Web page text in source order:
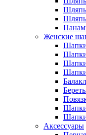
Женские
Шапки
Шапки
Аксессуары